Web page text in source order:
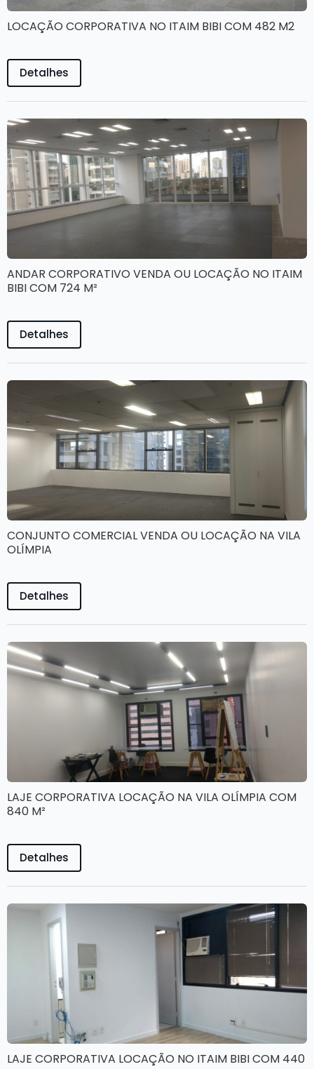
LOCAÇÃO CORPORATIVA NO ITAIM BIBI COM 482 M2
Detalhes
ANDAR CORPORATIVO VENDA OU LOCAÇÃO NO ITAIM
BIBI COM 724 M²
Detalhes
CONJUNTO COMERCIAL VENDA OU LOCAÇÃO NA VILA
OLÍMPIA
Detalhes
LAJE CORPORATIVA LOCAÇÃO NA VILA OLÍMPIA COM
840 M²
Detalhes
LAJE CORPORATIVA LOCAÇÃO NO ITAIM BIBI COM 440